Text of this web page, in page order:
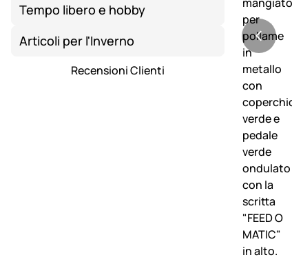
Tempo libero e hobby
Articoli per l'Inverno
Recensioni Clienti